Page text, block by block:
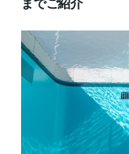
までご紹介